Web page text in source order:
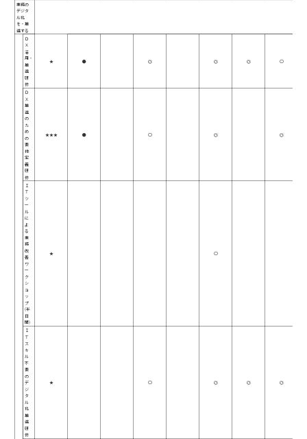
業務の
デジタ
ル化
を・推
進する
Ｄ
Ｘ
活
用・
推
進
研
修
★ ● ◎ ◎ ◎ ○
Ｄ
Ｘ
推
進
の
た
め
の
要
件
定
義
研
修
★★★ ● ○ ◎ ◎
Ｉ
Ｔ
ツ
ー
ル
に
よ
る
業
務
改
善
ワ
ー
ク
シ
ョ
ッ
プ
(半
日
間)
★ ○
Ｉ
Ｔ
ス
キ
ル
不
要
の
デ
ジ
タ
ル
化
推
進
研
修
★ ○ ◎ ◎ ◎